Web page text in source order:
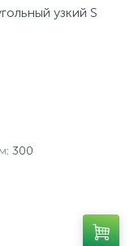
узкий S
: 300